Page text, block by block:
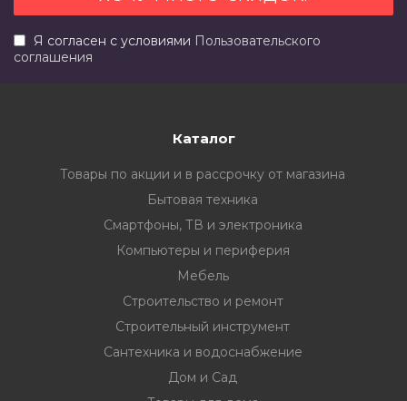
Я согласен с условиями Пользовательского
соглашения
Каталог
Товары по акции и в рассрочку от магазина
Бытовая техника
Смартфоны, ТВ и электроника
Компьютеры и периферия
Мебель
Строительство и ремонт
Строительный инструмент
Сантехника и водоснабжение
Дом и Сад